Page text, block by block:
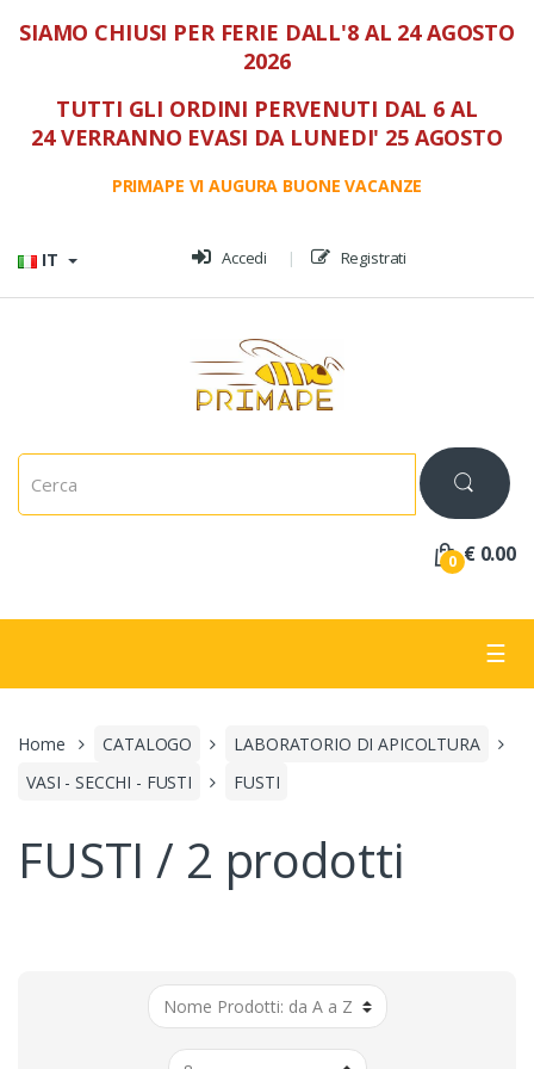
SIAMO CHIUSI PER FERIE DALL'8 AL 24 AGOSTO
2026
TUTTI GLI ORDINI PERVENUTI DAL 6 AL
24 VERRANNO EVASI DA LUNEDI' 25 AGOSTO
PRIMAPE VI AUGURA BUONE VACANZE
IT
Accedi Registrati
C
0 € 0.00
☰
Home CATALOGO
LABORATORIO DI APICOLTURA
VASI - SECCHI - FUSTI
FUSTI
FUSTI / 2 prodotti